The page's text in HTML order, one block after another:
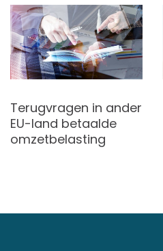
Terugvragen in ander
EU-land betaalde
omzetbelasting